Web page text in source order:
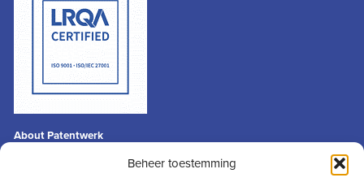
Beheer toestemming
About Patentwerk